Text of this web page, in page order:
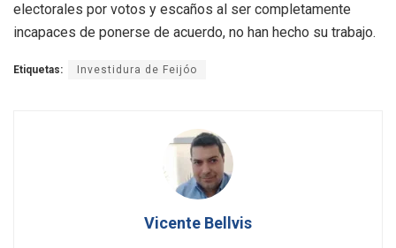
electorales por votos y escaños al ser completamente
incapaces de ponerse de acuerdo, no han hecho su trabajo.
Etiquetas: Investidura de Feijóo
Vicente Bellvis